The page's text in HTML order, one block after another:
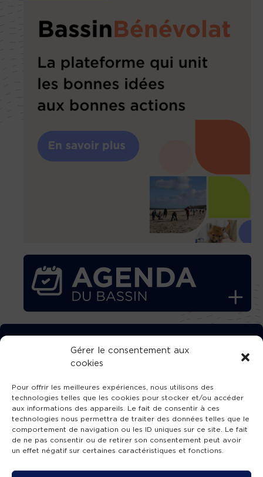
Gérer le consentement aux
cookies
Pour offrir les meilleures expériences, nous utilisons des
technologies telles que les cookies pour stocker et/ou accéder
aux informations des appareils. Le fait de consentir à ces
technologies nous permettra de traiter des données telles que le
comportement de navigation ou les ID uniques sur ce site. Le fait
de ne pas consentir ou de retirer son consentement peut avoir
un effet négatif sur certaines caractéristiques et fonctions.
TÉLÉCHARGEZ GRATUITEMENT
L’APPLICATION TVBA !
SUIVEZ-NOUS !